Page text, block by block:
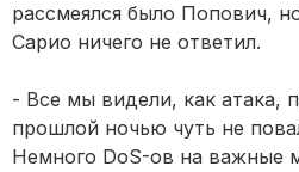
рассмеялся было Попович,
Сарио ничего не ответил.
- Все мы видели, как атака,
прошлой ночью чуть не
Немного DoS-ов на важные